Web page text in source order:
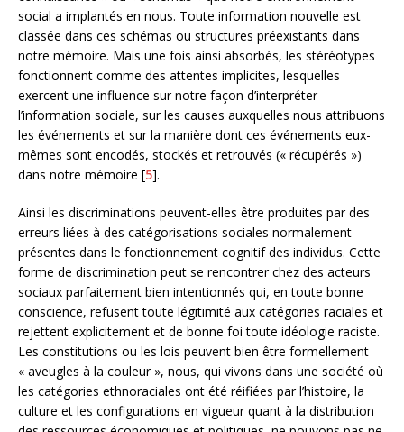
social a implantés en nous. Toute information nouvelle est
classée dans ces schémas ou structures préexistants dans
notre mémoire. Mais une fois ainsi absorbés, les stéréotypes
fonctionnent comme des attentes implicites, lesquelles
exercent une influence sur notre façon d’interpréter
l’information sociale, sur les causes auxquelles nous attribuons
les événements et sur la manière dont ces événements eux-
mêmes sont encodés, stockés et retrouvés (« récupérés »)
dans notre mémoire [5].
Ainsi les discriminations peuvent-elles être produites par des
erreurs liées à des catégorisations sociales normalement
présentes dans le fonctionnement cognitif des individus. Cette
forme de discrimination peut se rencontrer chez des acteurs
sociaux parfaitement bien intentionnés qui, en toute bonne
conscience, refusent toute légitimité aux catégories raciales et
rejettent explicitement et de bonne foi toute idéologie raciste.
Les constitutions ou les lois peuvent bien être formellement
« aveugles à la couleur », nous, qui vivons dans une société où
les catégories ethnoraciales ont été réifiées par l’histoire, la
culture et les configurations en vigueur quant à la distribution